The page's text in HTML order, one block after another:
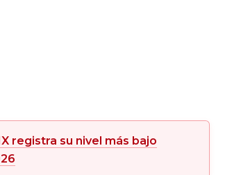
registra su nivel más bajo